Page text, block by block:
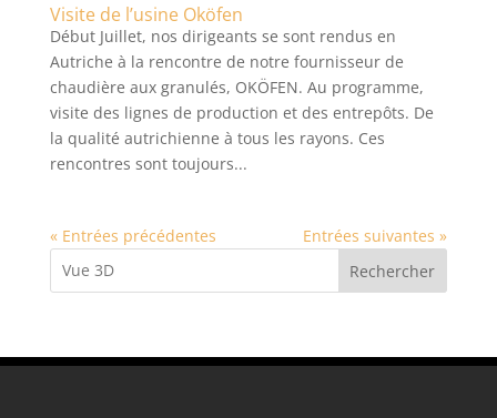
Visite de l’usine Oköfen
Début Juillet, nos dirigeants se sont rendus en
Autriche à la rencontre de notre fournisseur de
chaudière aux granulés, OKÖFEN. Au programme,
visite des lignes de production et des entrepôts. De
la qualité autrichienne à tous les rayons. Ces
rencontres sont toujours...
« Entrées précédentes
Entrées suivantes »
Rechercher